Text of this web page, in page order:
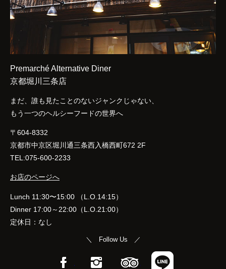
Premarché Alternative Diner
京都堀川三条店
まだ、誰も見たことのないジャンクじゃない、
もう一つのヘルシーフードの世界へ
〒604-8332
京都市中京区堀川通三条西入橋西町672 2F
TEL:075-600-2233
お店のページへ
Lunch 11:30〜15:00 （L.O.14:15）
Dinner 17:00～22:00（L.O.21:00）
定休日：なし
＼ Follow Us ／
FacebookInstagramTripAdvisor